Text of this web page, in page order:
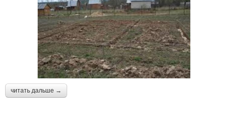
читать дальше →